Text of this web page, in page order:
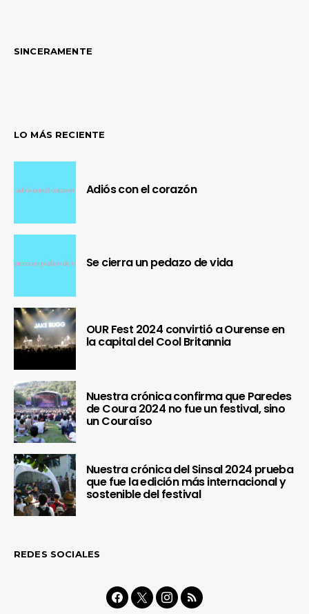
SINCERAMENTE
LO MÁS RECIENTE
Adiós con el corazón
Se cierra un pedazo de vida
OUR Fest 2024 convirtió a Ourense en
la capital del Cool Britannia
Nuestra crónica confirma que Paredes
de Coura 2024 no fue un festival, sino
un Couraíso
Nuestra crónica del Sinsal 2024 prueba
que fue la edición más internacional y
sostenible del festival
REDES SOCIALES